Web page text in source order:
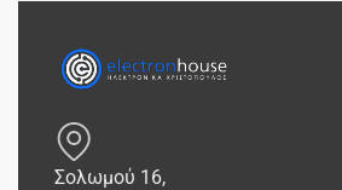
Σολωμού 16,